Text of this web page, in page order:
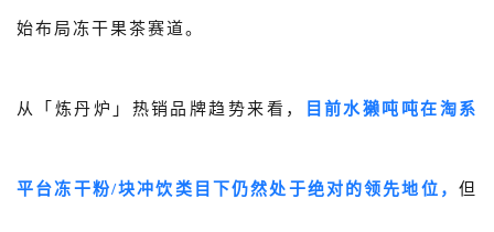
始布局冻干果茶赛道。
从「炼丹炉」热销品牌趋势来看， 目前水獭吨吨在淘系
平台冻干粉/块冲饮类目下仍然处于绝对的领先地位， 但